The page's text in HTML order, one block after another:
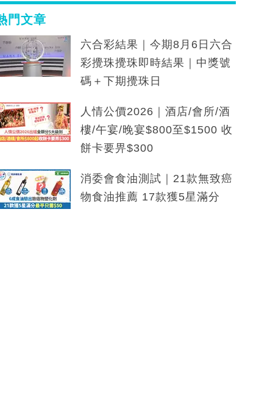
門文章
六合彩結果｜今期8月6日六合
彩攪珠攪珠即時結果｜中獎號
碼＋下期攪珠日
人情公價2026｜酒店/會所/酒
樓/午宴/晚宴$800至$1500 收
餅卡要畀$300
消委會食油測試｜21款無致癌
物食油推薦 17款獲5星滿分